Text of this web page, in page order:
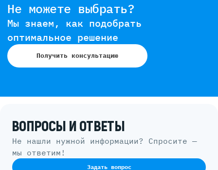
Не можете выбрать?
Мы знаем, как подобрать
оптимальное решение
Получить консультацию
ВОПРОСЫ И ОТВЕТЫ
Не нашли нужной информации? Спросите —
мы ответим!
Задать вопрос